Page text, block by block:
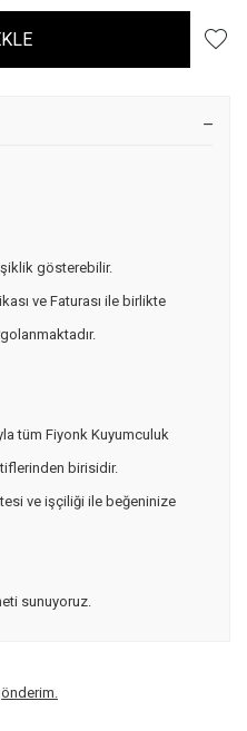
gösterebilir.
ve Faturası ile birlikte
tüm Fiyonk Kuyumculuk
birisidir.
ve işçiliği ile beğeninize
sunuyoruz.